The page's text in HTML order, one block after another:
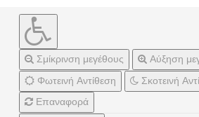
Σμίκρινση μεγέθους Αύξηση
Φωτεινή Αντίθεση
Σκοτεινή
Επαναφορά